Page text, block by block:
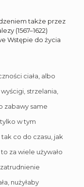
także przez
(1567–1622)
Wstępie do życia
ciała, albo
strzelania,
zabawy same
w tym
co do czasu, jak
za wiele używało
zatrudnienie
nużyłaby